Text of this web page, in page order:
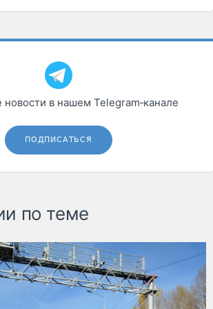
новости в нашем Telegram‑канале
ПОДПИСАТЬСЯ
по теме